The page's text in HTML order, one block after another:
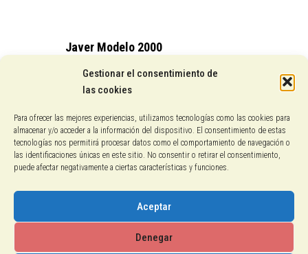
Gestionar el consentimiento de
las cookies
Para ofrecer las mejores experiencias, utilizamos tecnologías como las cookies para
almacenar y/o acceder a la información del dispositivo. El consentimiento de estas
tecnologías nos permitirá procesar datos como el comportamiento de navegación o
las identificaciones únicas en este sitio. No consentir o retirar el consentimiento,
puede afectar negativamente a ciertas características y funciones.
Aceptar
Denegar
Javer Modelo 2000
15,25€
Conocenos
Pagos con PayPal